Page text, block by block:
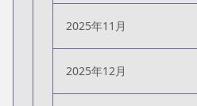
2025年11月
2025年12月